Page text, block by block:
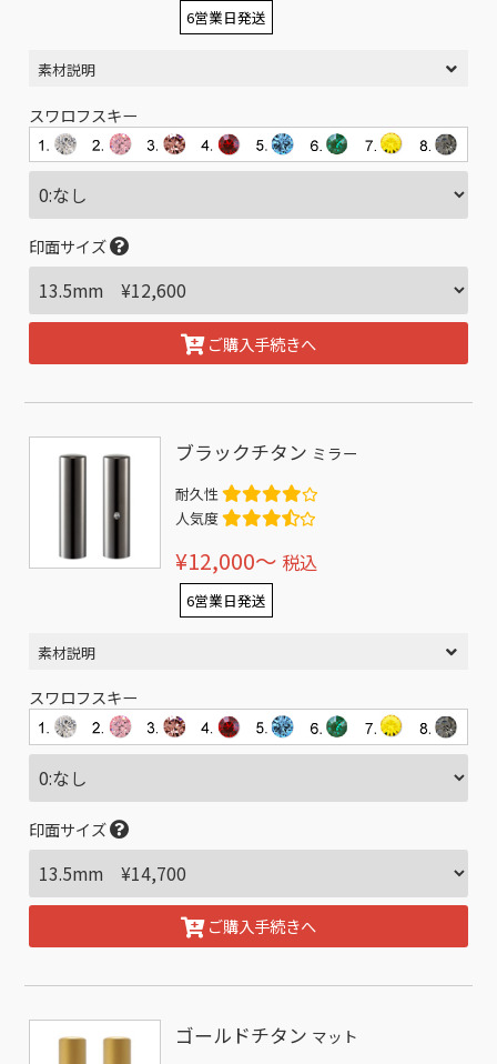
6営業日発送
素材説明
スワロフスキー
印面サイズ
ご購入手続きへ
ブラックチタン ミラー
耐久性
人気度
¥12,000〜 税込
6営業日発送
素材説明
スワロフスキー
印面サイズ
ご購入手続きへ
ゴールドチタン マット